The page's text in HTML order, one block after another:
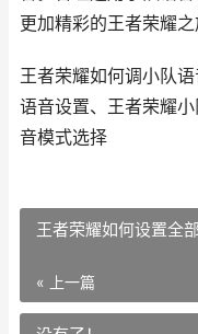
更加精彩的王者荣耀之
王者荣耀如何调小队
语音设置、王者荣耀
音模式选择
王者荣耀如何设置全
« 上一篇